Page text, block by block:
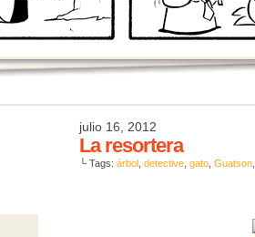
julio 16, 2012
La resortera
└ Tags: árbol detective gato Guatson